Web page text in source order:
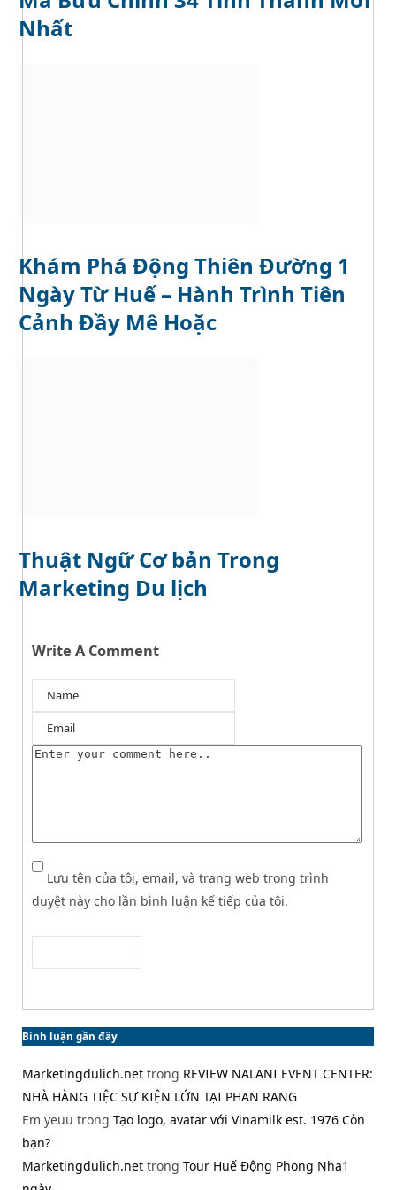
Nhất
Khám Phá Động Thiên Đường 1
Ngày Từ Huế – Hành Trình Tiên
Cảnh Đầy Mê Hoặc
Thuật Ngữ Cơ bản Trong
Marketing Du lịch
Write A Comment
Lưu tên của tôi, email, và trang web trong trình
duyệt này cho lần bình luận kế tiếp của tôi.
Bình luận gần đây
Marketingdulich.net trong REVIEW NALANI EVENT CENTER:
NHÀ HÀNG TIỆC SỰ KIỆN LỚN TẠI PHAN RANG
Em yeuu trong Tạo logo, avatar với Vinamilk est. 1976 Còn
bạn?
Marketingdulich.net trong Tour Huế Động Phong Nha1